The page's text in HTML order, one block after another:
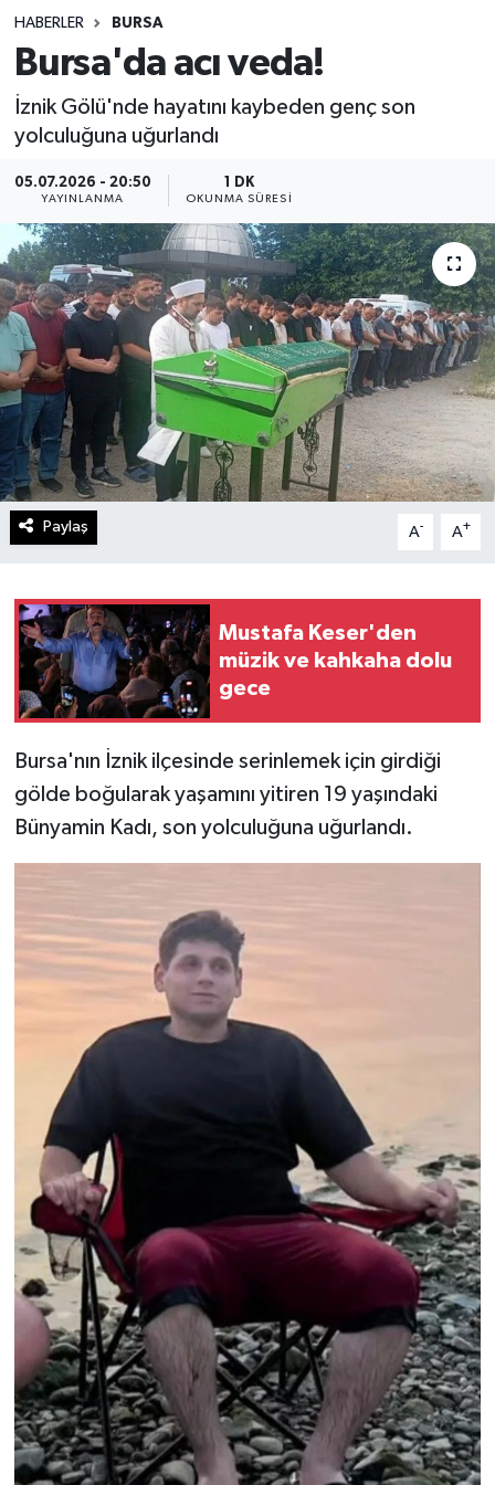
HABERLER BURSA
Bursa'da acı veda!
İznik Gölü'nde hayatını kaybeden genç son
yolculuğuna uğurlandı
05.07.2026 - 20:50
YAYINLANMA
1 DK
OKUNMA SÜRESI
Paylaş A- A+
Mustafa Keser'den
müzik ve kahkaha dolu
gece
Bursa'nın İznik ilçesinde serinlemek için girdiği
gölde boğularak yaşamını yitiren 19 yaşındaki
Bünyamin Kadı, son yolculuğuna uğurlandı.
Spor
Teknoloji
Yaşam